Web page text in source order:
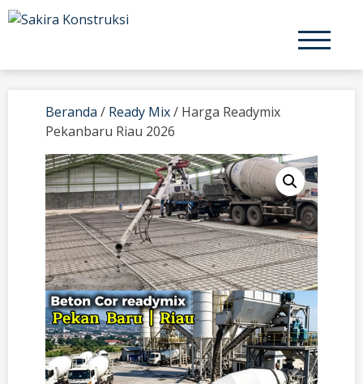
Skip
Beranda / Ready Mix/ Harga Readymix
Pekanbaru Riau 2026